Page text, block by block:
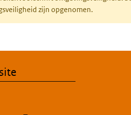
zijn opgenomen.